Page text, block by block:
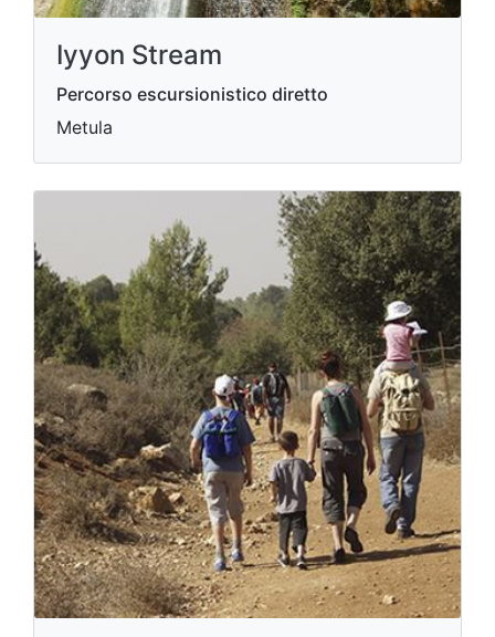
Iyyon Stream
Percorso escursionistico diretto
Metula